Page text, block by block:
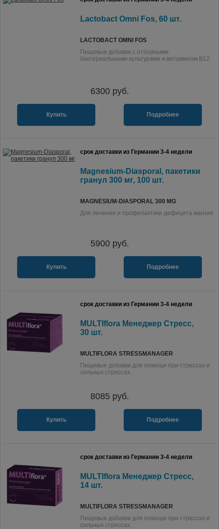
Lactobact Omni Fos, 60 шт.
LACTOBACT OMNI FOS
Пищевые добавки с отборными
бактериальными культурами и витамином B12.
6300руб.
Купить Подробнее
срок доставки из Германии 3-4 недели
Magnesium-Diasporal, пакетики
гранул 300 мг, 100 шт.
MAGNESIUM-DIASPORAL 300 MG
Для лечения и профилактики дефицита магния.
5900руб.
Купить Подробнее
срок доставки из Германии 3-4 недели
MULTIflora Менеджер Стресс,
30 шт.
MULTIFLORA STRESSMANAGER
Пищевые добавки для помощи при стрессах и
сильных стрессах.
8085 руб.
Купить Подробнее
срок доставки из Германии 3-4 недели
MULTIflora Менеджер Стресс,
14 шт.
MULTIFLORA STRESSMANAGER
Пищевые добавки для помощи при стрессах и
сильных стрессах.